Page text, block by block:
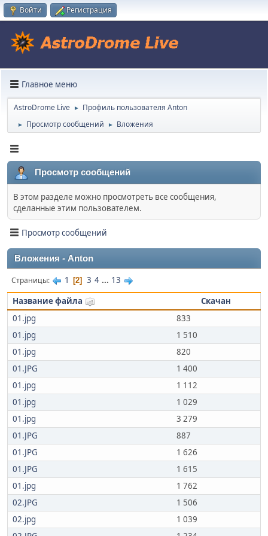
Войти Регистрация
Главное меню
AstroDrome Live ► Профиль пользователя Anton
► Просмотр сообщений ► Вложения
Просмотр сообщений
В этом разделе можно просмотреть все сообщения,
сделанные этим пользователем.
Просмотр сообщений
Вложения - Anton
Страницы 1 2 3 4 ... 13
Название файла
Скачан
01.jpg
833
01.jpg
1 510
01.jpg
820
01.JPG
1 400
01.jpg
1 112
01.jpg
1 029
01.jpg
3 279
01.JPG
887
01.JPG
1 626
01.JPG
1 615
01.jpg
1 762
02.JPG
1 506
02.jpg
1 039